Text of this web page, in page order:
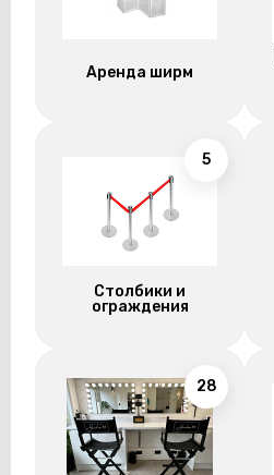
Аренда ширм
5
Столбики и
ограждения
28